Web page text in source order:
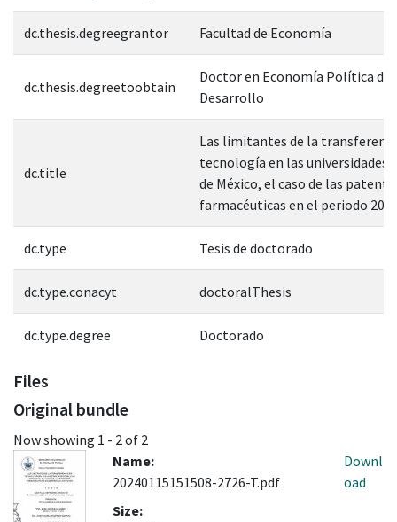
dc.thesis.degreegrantor Facultad de Economía
dc.thesis.degreetoobtain
Doctor en Economía Política del
Desarrollo
dc.title
Las limitantes de la
tecnología en las universidades
de México, el caso de las
farmacéuticas en el periodo
dc.type Tesis de doctorado
dc.type.conacyt doctoralThesis
dc.type.degree Doctorado
Files
Original bundle
Now showing 1 - 2 of 2
Name:
20240115151508-2726-T.pdf
Size:
Downl
oad